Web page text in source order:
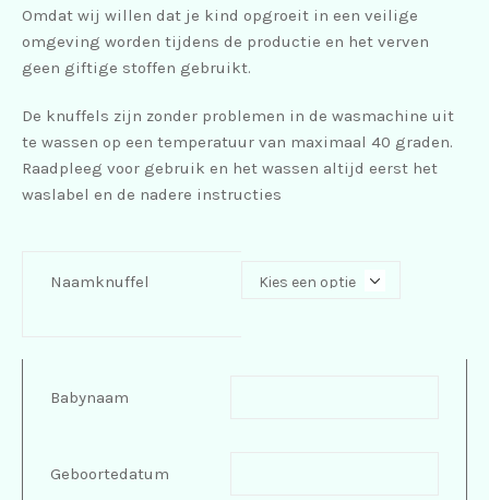
Omdat wij willen dat je kind opgroeit in een veilige
omgeving worden tijdens de productie en het verven
geen giftige stoffen gebruikt.
De knuffels zijn zonder problemen in de wasmachine uit
te wassen op een temperatuur van maximaal 40 graden.
Raadpleeg voor gebruik en het wassen altijd eerst het
waslabel en de nadere instructies
Naamknuffel
Babynaam
Geboortedatum